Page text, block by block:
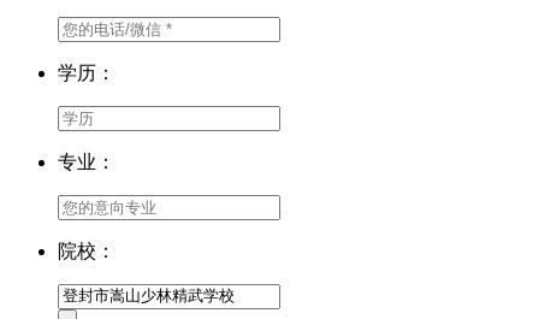
学历：
专业：
院校：